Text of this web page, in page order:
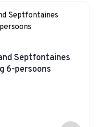
Septfontaines
6-persoons